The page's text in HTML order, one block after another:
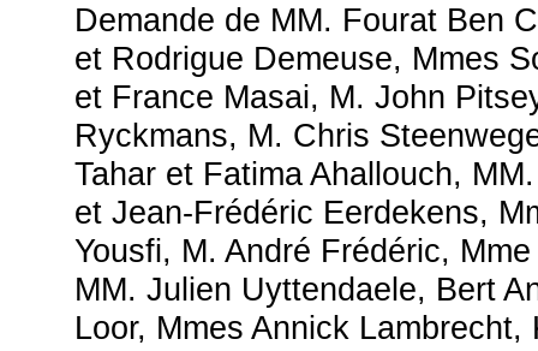
Demande de MM. Fourat Ben
et Rodrigue Demeuse, Mmes
et France Masai, M. John
Ryckmans, M. Chris
Tahar et Fatima Ahallouch,
et Jean-Frédéric Eerdekens,
Yousfi, M. André Frédéric,
MM. Julien Uyttendaele, Bert
Loor, Mmes Annick